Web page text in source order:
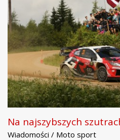
Na najszybszych
Wiadomości / Moto sport